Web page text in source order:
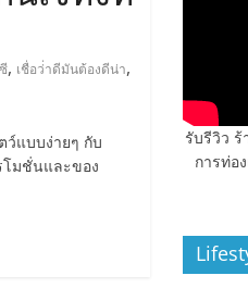
, เชื่อว่่าดีมันต้องดีน่า,
ว์แบบง่ายๆ กับ
โมชั่นและของ
รับรีวิว
การท่อ